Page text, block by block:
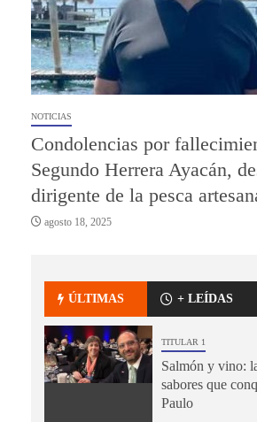
NOTICIAS
Condolencias por
Segundo Herrera Ayacán,
dirigente de la pesca
agosto 18, 2025
ÚLTIMAS + LEÍDAS
TITULAR 1
Salmón y vino:
sabores que
Paulo